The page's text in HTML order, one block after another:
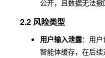
公开，且数据无法撤
2.2 风险类型
用户输入泄露：用
智能体缓存，在后